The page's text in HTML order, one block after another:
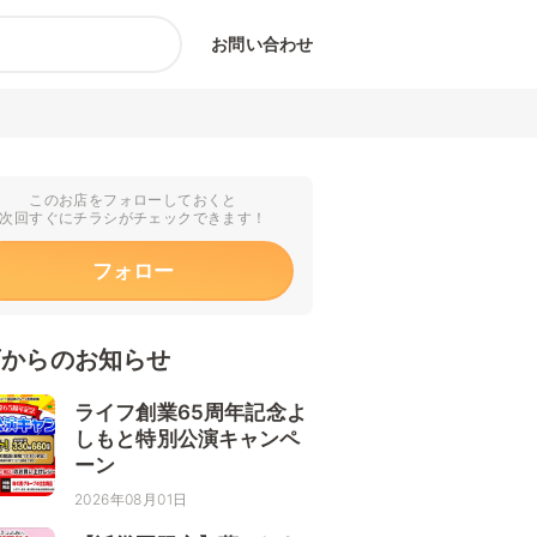
お問い合わせ
このお店をフォローしておくと
次回すぐにチラシがチェックできます！
フォロー
らのお知らせ
ライフ創業65周年記念よ
しもと特別公演キャンペ
ーン
2026年08月01日